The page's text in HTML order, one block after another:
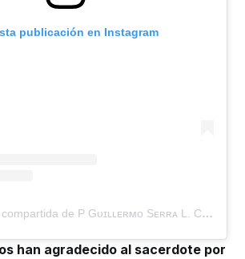
publicación en Instagram
Una publicación compartida de P Gᴜɪʟʟᴇʀᴍᴏ Sᴇʀʀᴀ L. C. (@gserradm)
han agradecido al sacerdote por